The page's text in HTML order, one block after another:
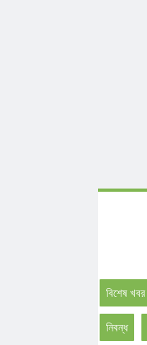
বিশেষ খবর
নিবন্ধ